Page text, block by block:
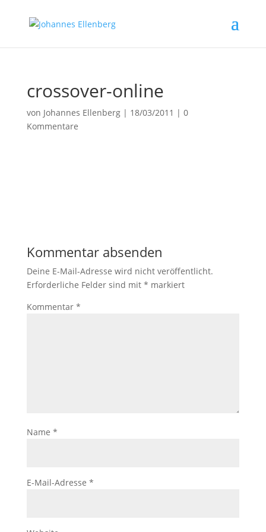
crossover-online
von Johannes Ellenberg| 18/03/2011 | 0
Kommentare
Kommentar absenden
Deine E-Mail-Adresse wird nicht veröffentlicht.
Erforderliche Felder sind mit * markiert
Kommentar *
Name *
E-Mail-Adresse *